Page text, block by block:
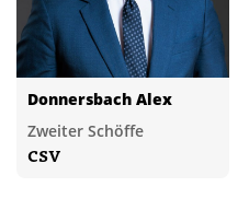
Donnersbach Alex
Zweiter Schöffe
CSV